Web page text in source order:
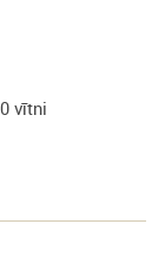
vītni